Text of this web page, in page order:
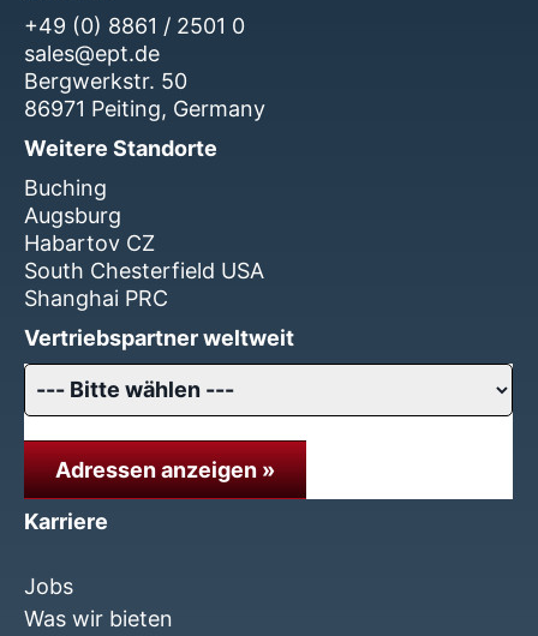
+49 (0) 8861 / 2501 0
sales@ept.de
Bergwerkstr. 50
86971 Peiting, Germany
Weitere Standorte
Buching
Augsburg
Habartov CZ
South Chesterfield USA
Shanghai PRC
Vertriebspartner weltweit
Adressen anzeigen »
Karriere
Jobs
Was wir bieten